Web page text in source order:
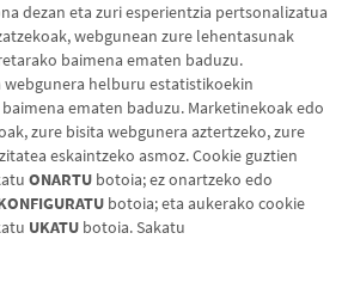
dezan eta zuri esperientzia pertsonalizatua
webgunean zure lehentasunak
baimena ematen baduzu.
webgunera helburu estatistikoekin
ematen baduzu. Marketinekoak edo
zure bisita webgunera aztertzeko, zure
eskaintzeko asmoz. Cookie guztien
ONARTU botoia; ez onartzeko edo
botoia; eta aukerako cookie
UKATU botoia. Sakatu
politika